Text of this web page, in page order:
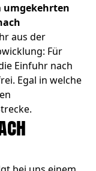
umgekehrten
aus der
Für
Einfuhr nach
Egal in welche